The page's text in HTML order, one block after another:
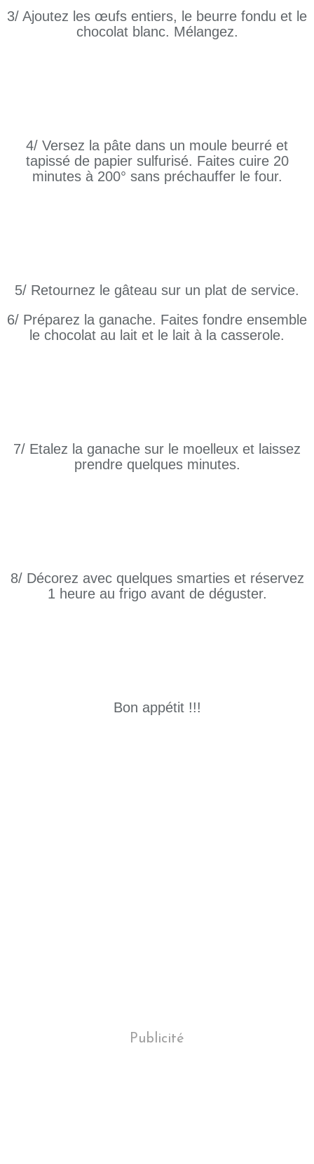
3/ Ajoutez les œufs entiers, le beurre fondu et le
chocolat blanc. Mélangez.
4/ Versez la pâte dans un moule beurré et
tapissé de papier sulfurisé. Faites cuire 20
minutes à 200° sans préchauffer le four.
5/ Retournez le gâteau sur un plat de service.
6/ Préparez la ganache. Faites fondre ensemble
le chocolat au lait et le lait à la casserole.
7/ Etalez la ganache sur le moelleux et laissez
prendre quelques minutes.
8/ Décorez avec quelques smarties et réservez
1 heure au frigo avant de déguster.
Bon appétit !!!
Publicité